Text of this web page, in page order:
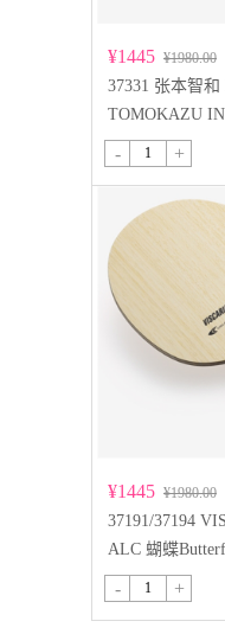
¥1445 ¥1980.00
37331 张本智
TOMOKAZU
SUPER ALC-FL
- +
¥1445 ¥1980.00
37191/37194
ALC 蝴蝶
- +